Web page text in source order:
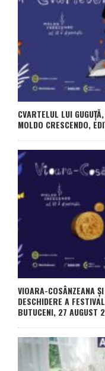
CVARTELUL LUI
MOLDO CRESCENDO,
VIOARA-COSÂNZEANA
DESCHIDERE A
BUTUCENI, 27 AUGUST